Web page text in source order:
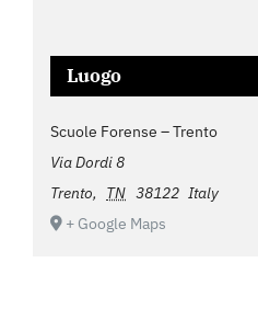
Luogo
Scuole Forense – Trento
Via Dordi 8
Trento, TN 38122 Italy
+ Google Maps